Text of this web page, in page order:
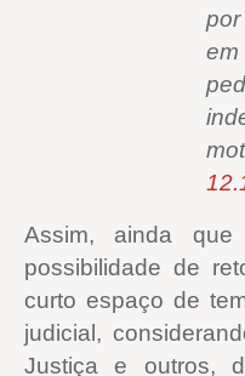
por
Assim, ainda
possibilidade de
curto espaço de
judicial,
Justiça e outros,